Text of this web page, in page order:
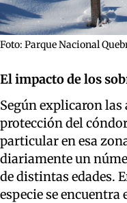
Foto: Parque Nacional
El impacto de los
Según explicaron
protección del
particular en esa
diariamente un
de distintas edades.
especie se encuentra